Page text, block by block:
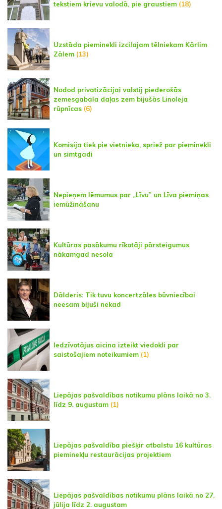
tekstiem krievu valodā, pie graustiem (18)
Uzstāda pieminekli izcilajam tēlniekam Kārlim
Zālem (13)
Nodod privatizācijai valstij piederošās
zemesgabala daļas zem bijušās Linoleja
rūpnīcas (6)
Komisija tiek pie vietnieka, spriež par pieminekli
un simtgadi
Nepieņem lēmumus par „Līvu” un Līva piemiņas
iemūžināšanu
Kultūras pasākumu rīkotāji pārsteigumus
nākamgad nesola
Dālderis: Tik tuvu koncertzāles būvniecībai
neesam bijuši nekad
Iedzīvotājus aicina izteikt viedokli par
saistošajiem noteikumiem (1)
Liepājas pašvaldības notikumu plāns laikā no 3.
līdz 9. augustam (1)
Liepājas pašvaldība piešķir atbalstu 16 kultūras
pieminekļu restaurācijas projektiem
Liepājas pašvaldības notikumu plāns laikā no 27.
jūlija līdz 2. augustam